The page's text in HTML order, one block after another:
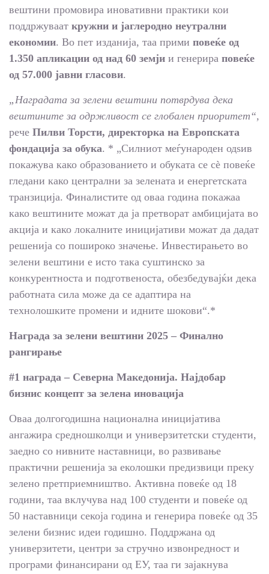
вештини промовира иновативни практики кои
поддржуваат кружни и јаглеродно неутрални
економии. Во пет изданија, таа прими повеќе од
1.350 апликации од над 60 земји и генерира повеќе
од 57.000 јавни гласови.
„Наградата за зелени вештини потврдува дека
вештините за одржливост се глобален приоритет“,
рече Пилви Торсти, директорка на Европската
фондација за обука. * „Силниот меѓународен одѕив
покажува како образованието и обуката се сѐ повеќе
гледани како централни за зелената и енергетската
транзиција. Финалистите од оваа година покажаа
како вештините можат да ја претворат амбицијата во
акција и како локалните иницијативи можат да дадат
решенија со пошироко значење. Инвестирањето во
зелени вештини е исто така суштинско за
конкурентноста и подготвеноста, обезбедувајќи дека
работната сила може да се адаптира на
технолошките промени и идните шокови“.*
Награда за зелени вештини 2025 – Финално
рангирање
#1 награда – Северна Македонија. Најдобар
бизнис концепт за зелена иновација
Оваа долгогодишна национална иницијатива
ангажира средношколци и универзитетски студенти,
заедно со нивните наставници, во развивање
практични решенија за еколошки предизвици преку
зелено претприемништво. Активна повеќе од 18
години, таа вклучува над 100 студенти и повеќе од
50 наставници секоја година и генерира повеќе од 35
зелени бизнис идеи годишно. Поддржана од
универзитети, центри за стручно извонредност и
програми финансирани од ЕУ, таа ги зајакнува